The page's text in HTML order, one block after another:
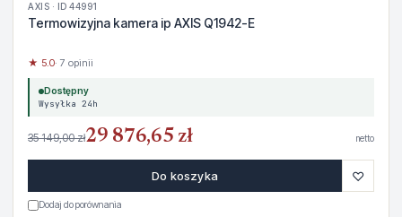
AXIS · ID 44991
Termowizyjna kamera ip AXIS Q1942-E
★ 5.0· 7 opinii
Dostępny
Wysyłka 24h
35 149,00 zł29 876,65 zł netto
Do koszyka ♡
Dodaj do porównania